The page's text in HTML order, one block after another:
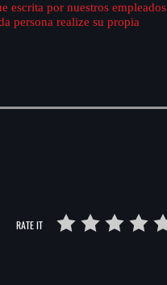
escrita por nuestros empleados
persona realize su propia
RATE IT